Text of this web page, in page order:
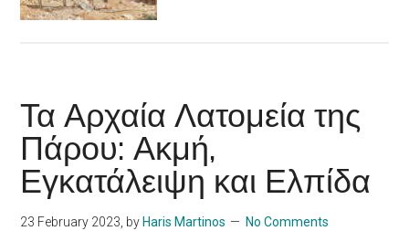
Τα Αρχαία Λατομεία της
Πάρου: Ακμή,
Εγκατάλειψη και Ελπίδα
23 February 2023, by Haris Martinos No Comments